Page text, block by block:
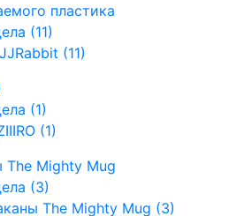
пластика
(11)
(11)
(1)
(1)
Mighty Mug
(3)
The Mighty Mug (3)